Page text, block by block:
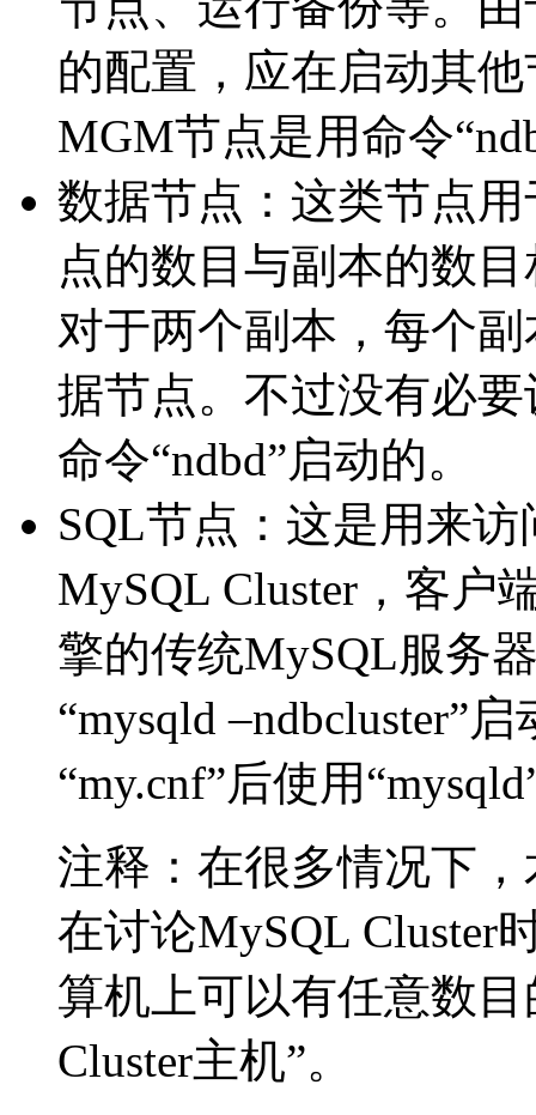
的配置，应在启动其
MGM节点是用命令
数据节点：这类节点
点的数目与副本的数
对于两个副本，每个
据节点。不过没有必
命令“ndbd”启动的。
SQL节点：这是用来
MySQL Cluster，客户
擎的传统MySQL服务
“mysqld –ndbcluster”
“my.cnf”后使用
注释：在很多情况下
在讨论MySQL Cluster
算机上可以有任意数
Cluster主机”。